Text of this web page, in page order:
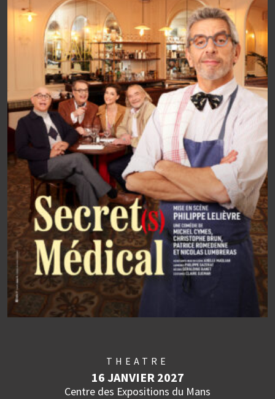
THEATRE
16 JANVIER 2027
Centre des Expositions du Mans